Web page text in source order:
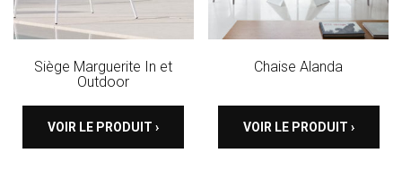
Siège Marguerite In et
Outdoor
VOIR LE PRODUIT ›
Chaise Alanda
VOIR LE PRODUIT ›